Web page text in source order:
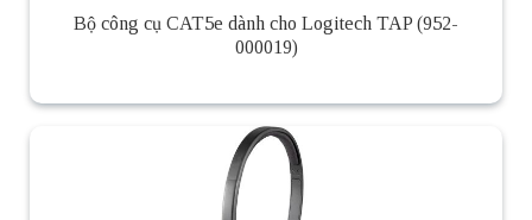
Bộ công cụ CAT5e dành cho Logitech TAP (952-
000019)